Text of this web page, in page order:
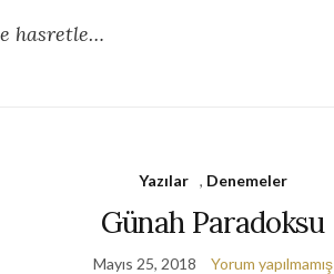
hasretle…
Yazılar , Denemeler
Günah Paradoksu
Mayıs 25, 2018 Yorum yapılmamış